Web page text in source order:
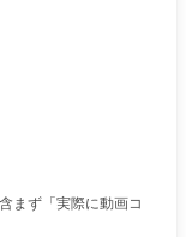
まず「実際に動画コ